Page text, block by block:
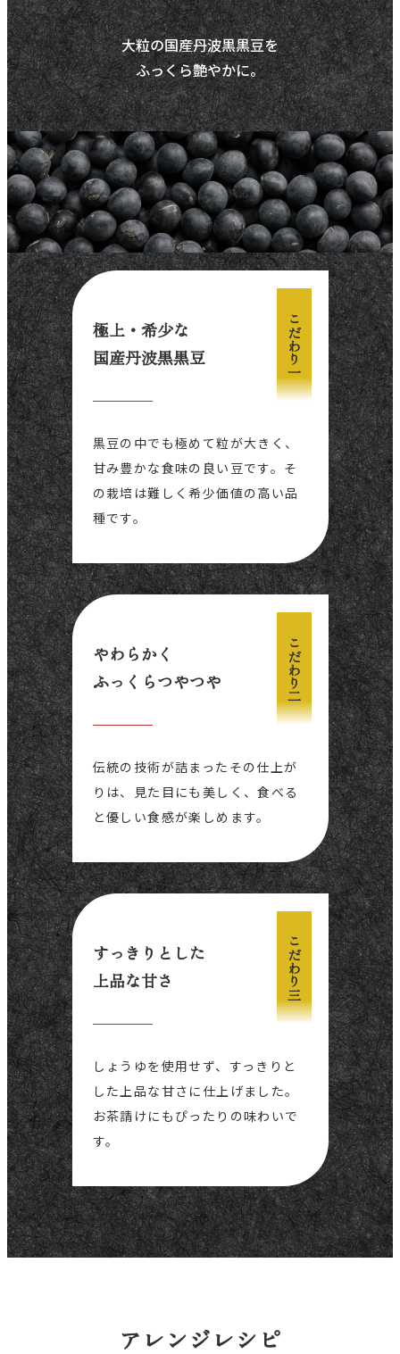
大粒の国産丹波黒黒豆を
ふっくら艶やかに。
極上・希少な
国産丹波黒黒豆
こだわり一
黒豆の中でも極めて粒が大きく、
甘み豊かな食味の良い豆です。そ
の栽培は難しく希少価値の高い品
種です。
やわらかく
ふっくらつやつや
こだわり二
伝統の技術が詰まったその仕上が
りは、見た目にも美しく、食べる
と優しい食感が楽しめます。
すっきりとした
上品な甘さ
こだわり三
しょうゆを使用せず、すっきりと
した上品な甘さに仕上げました。
お茶請けにもぴったりの味わいで
す。
アレンジレシピ